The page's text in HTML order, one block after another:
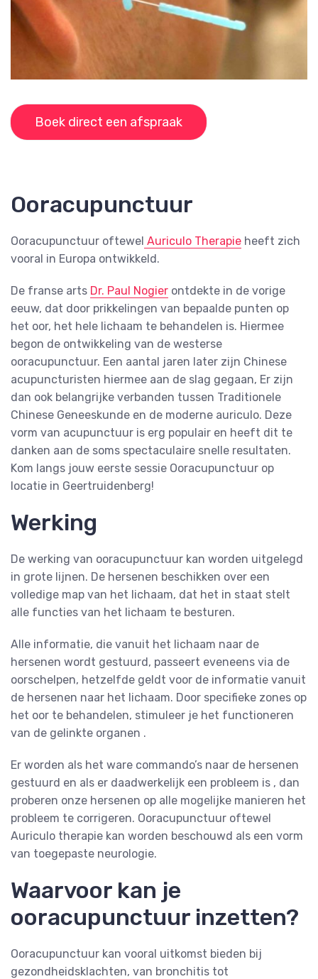
Boek direct een afspraak
Ooracupunctuur
Ooracupunctuur oftewel Auriculo Therapie heeft zich
vooral in Europa ontwikkeld.
De franse arts Dr. Paul Nogier ontdekte in de vorige
eeuw, dat door prikkelingen van bepaalde punten op
het oor, het hele lichaam te behandelen is. Hiermee
begon de ontwikkeling van de westerse
ooracupunctuur. Een aantal jaren later zijn Chinese
acupuncturisten hiermee aan de slag gegaan, Er zijn
dan ook belangrijke verbanden tussen Traditionele
Chinese Geneeskunde en de moderne auriculo. Deze
vorm van acupunctuur is erg populair en heeft dit te
danken aan de soms spectaculaire snelle resultaten.
Kom langs jouw eerste sessie Ooracupunctuur op
locatie in Geertruidenberg!
Werking
De werking van ooracupunctuur kan worden uitgelegd
in grote lijnen. De hersenen beschikken over een
volledige map van het lichaam, dat het in staat stelt
alle functies van het lichaam te besturen.
Alle informatie, die vanuit het lichaam naar de
hersenen wordt gestuurd, passeert eveneens via de
oorschelpen, hetzelfde geldt voor de informatie vanuit
de hersenen naar het lichaam. Door specifieke zones op
het oor te behandelen, stimuleer je het functioneren
van de gelinkte organen .
Er worden als het ware commando’s naar de hersenen
gestuurd en als er daadwerkelijk een probleem is , dan
proberen onze hersenen op alle mogelijke manieren het
probleem te corrigeren. Ooracupunctuur oftewel
Auriculo therapie kan worden beschouwd als een vorm
van toegepaste neurologie.
Waarvoor kan je
ooracupunctuur inzetten?
Ooracupunctuur kan vooral uitkomst bieden bij
gezondheidsklachten, van bronchitis tot